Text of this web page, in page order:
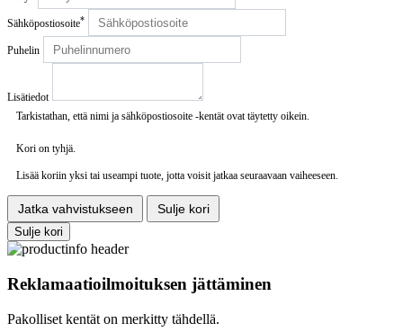
Sähköpostiosoite*
Puhelin
Lisätiedot
Tarkistathan, että nimi ja sähköpostiosoite -kentät ovat täytetty oikein.
Kori on tyhjä.
Lisää koriin yksi tai useampi tuote, jotta voisit jatkaa seuraavaan vaiheeseen.
Jatka vahvistukseen
Sulje kori
Sulje kori
Reklamaatioilmoituksen jättäminen
Pakolliset kentät on merkitty tähdellä.